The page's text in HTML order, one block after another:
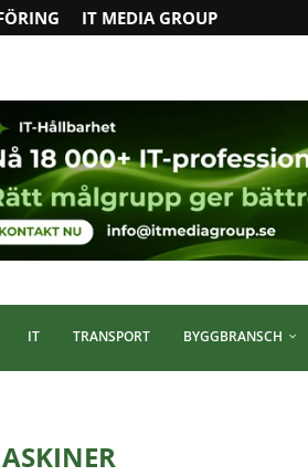
IT MEDIA GROUP
IT TRANSPORT BYGGBRANSCH